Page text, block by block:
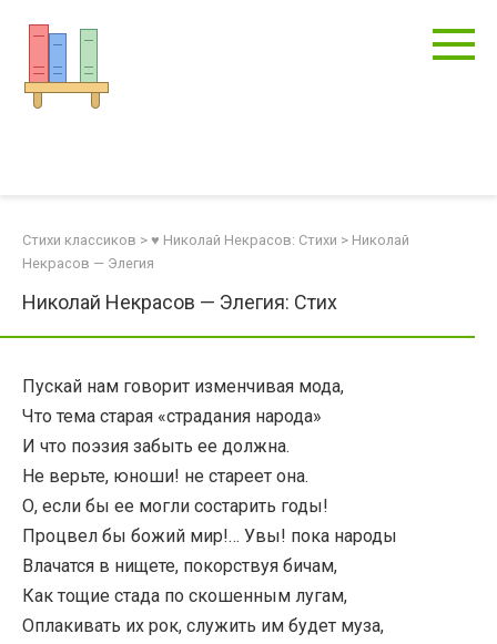
контенту
Стихи классиков > ♥ Николай Некрасов: Стихи > Николай
Некрасов — Элегия
Николай Некрасов — Элегия: Стих
Пускай нам говорит изменчивая мода,
Что тема старая «страдания народа»
И что поэзия забыть ее должна.
Не верьте, юноши! не стареет она.
О, если бы ее могли состарить годы!
Процвел бы божий мир!… Увы! пока народы
Влачатся в нищете, покорствуя бичам,
Как тощие стада по скошенным лугам,
Оплакивать их рок, служить им будет муза,